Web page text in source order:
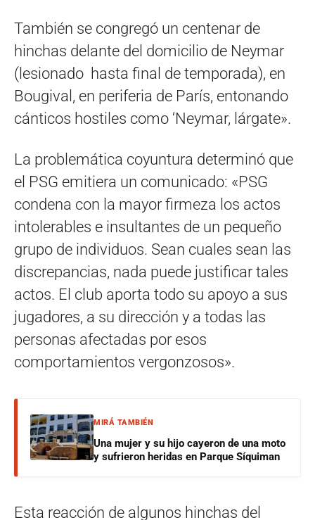
También se congregó un centenar de
hinchas delante del domicilio de Neymar
(lesionado hasta final de temporada), en
Bougival, en periferia de París, entonando
cánticos hostiles como ‘Neymar, lárgate».
La problemática coyuntura determinó que
el PSG emitiera un comunicado: «PSG
condena con la mayor firmeza los actos
intolerables e insultantes de un pequeño
grupo de individuos. Sean cuales sean las
discrepancias, nada puede justificar tales
actos. El club aporta todo su apoyo a sus
jugadores, a su dirección y a todas las
personas afectadas por esos
comportamientos vergonzosos».
MIRÁ TAMBIÉN
Una mujer y su hijo cayeron de una moto
y sufrieron heridas en Parque Síquiman
Esta reacción de algunos hinchas del